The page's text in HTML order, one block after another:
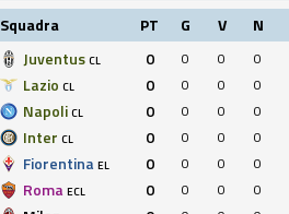
Squadra PT G V N
Juventus CL 0 0 0 0
Lazio CL 0 0 0 0
Napoli CL 0 0 0 0
Inter CL 0 0 0 0
Fiorentina EL 0 0 0 0
Roma ECL 0 0 0 0